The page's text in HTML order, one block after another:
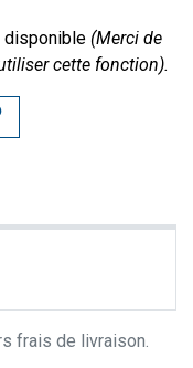
disponible (Merci de
cette fonction).
frais de livraison.